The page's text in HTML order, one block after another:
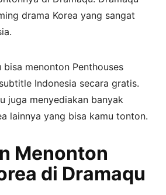
drama Korea yang sangat
bisa menonton Penthouses
Indonesia secara gratis.
juga menyediakan banyak
lainnya yang bisa kamu tonton.
Menonton
di Dramaqu